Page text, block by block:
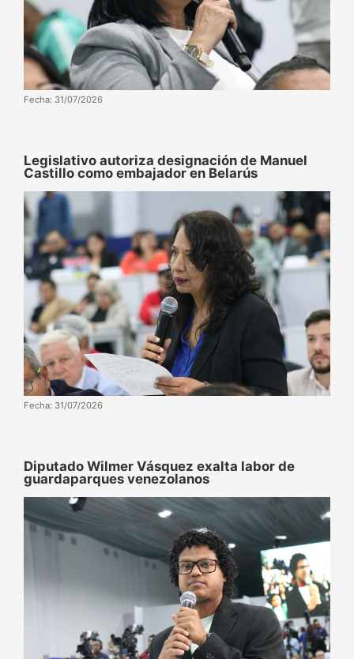
Fecha: 31/07/2026
‌‎Legislativo autoriza designación de Manuel
Castillo como embajador en Belarús
Fecha: 31/07/2026
Diputado Wilmer Vásquez exalta labor de
guardaparques venezolanos